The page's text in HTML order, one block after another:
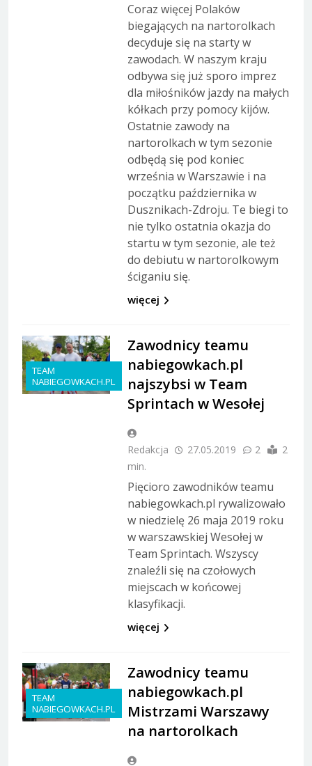
Coraz więcej Polaków
biegających na nartorolkach
decyduje się na starty w
zawodach. W naszym kraju
odbywa się już sporo imprez
dla miłośników jazdy na małych
kółkach przy pomocy kijów.
Ostatnie zawody na
nartorolkach w tym sezonie
odbędą się pod koniec
września w Warszawie i na
początku października w
Dusznikach-Zdroju. Te biegi to
nie tylko ostatnia okazja do
startu w tym sezonie, ale też
do debiutu w nartorolkowym
ściganiu się.
więcej
TEAM
NABIEGOWKACH.PL
Zawodnicy teamu
nabiegowkach.pl
najszybsi w Team
Sprintach w Wesołej
Redakcja 27.05.2019 2
2
min.
Pięcioro zawodników teamu
nabiegowkach.pl rywalizowało
w niedzielę 26 maja 2019 roku
w warszawskiej Wesołej w
Team Sprintach. Wszyscy
znaleźli się na czołowych
miejscach w końcowej
klasyfikacji.
więcej
TEAM
NABIEGOWKACH.PL
Zawodnicy teamu
nabiegowkach.pl
Mistrzami Warszawy
na nartorolkach